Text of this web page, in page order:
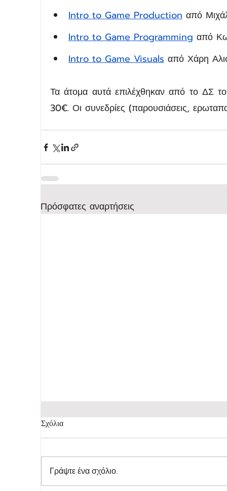
Intro to Game Production από
Intro to Game Programming από
Intro to Game Visuals από Χάρη
Τα άτομα αυτά επιλέχθηκαν από το ΔΣ
30€. Οι συνεδρίες (παρουσιάσεις,
Πρόσφατες αναρτήσεις
Σχόλια
Γράψτε ένα σχόλιο...